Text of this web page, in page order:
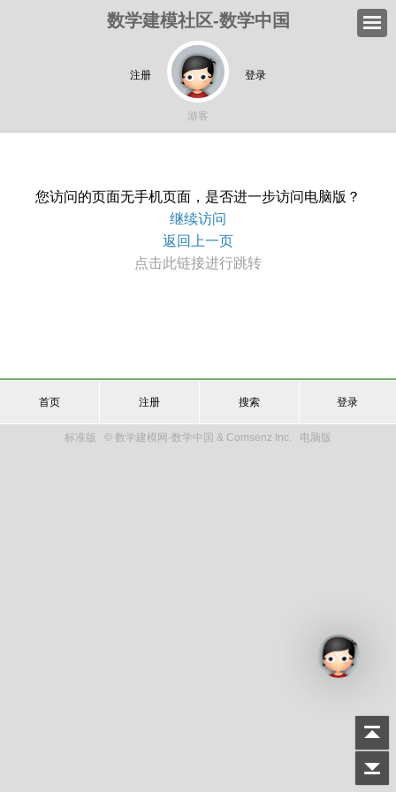
数学建模社区-数学中国
注册 登录
游客
您访问的页面无手机页面，是否进一步访问电脑版？
继续访问
返回上一页
点击此链接进行跳转
首页 注册 搜索 登录
标准版 © 数学建模网-数学中国 & Comsenz Inc. 电脑版